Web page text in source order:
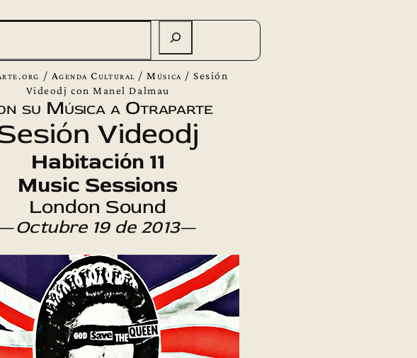
/ Agenda Cultural /Música /Sesión
Videodj con Manel Dalmau
su Música a Otraparte
Videodj
Habitación 11
Music Sessions
London Sound
—Octubre 19 de 2013—